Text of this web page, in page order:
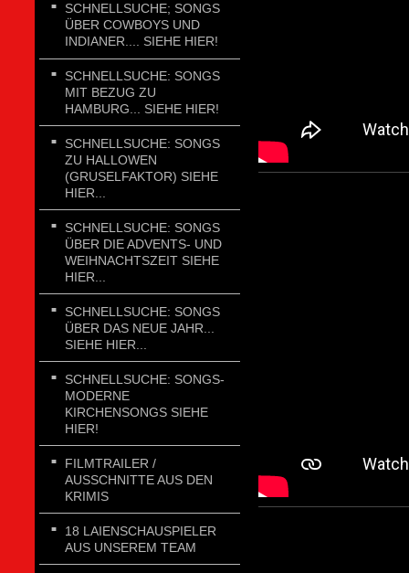
SCHNELLSUCHE; SONGS
ÜBER COWBOYS UND
INDIANER.... SIEHE HIER!
SCHNELLSUCHE: SONGS
MIT BEZUG ZU
HAMBURG... SIEHE HIER!
SCHNELLSUCHE: SONGS
ZU HALLOWEN
(GRUSELFAKTOR) SIEHE
HIER...
SCHNELLSUCHE: SONGS
ÜBER DIE ADVENTS- UND
WEIHNACHTSZEIT SIEHE
HIER...
SCHNELLSUCHE: SONGS
ÜBER DAS NEUE JAHR...
SIEHE HIER...
SCHNELLSUCHE: SONGS-
MODERNE
KIRCHENSONGS SIEHE
HIER!
FILMTRAILER /
AUSSCHNITTE AUS DEN
KRIMIS
18 LAIENSCHAUSPIELER
AUS UNSEREM TEAM